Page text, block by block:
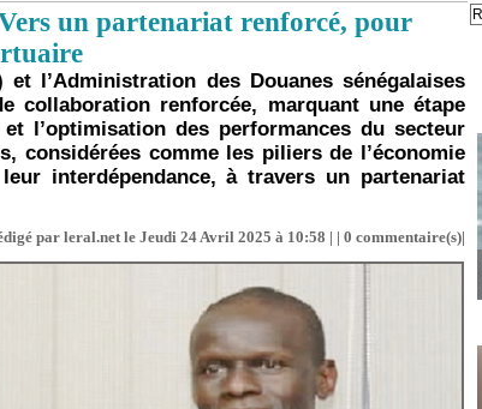
un partenariat renforcé, pour
l’Administration des Douanes sénégalaises
collaboration renforcée, marquant une étape
l’optimisation des performances du secteur
considérées comme les piliers de l’économie
interdépendance, à travers un partenariat
par leral.net le Jeudi 24 Avril 2025 à 10:58 | | 0 commentaire(s)|